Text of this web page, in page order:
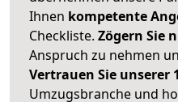
Ihnen kompetente
Checkliste. Zögern Sie
Anspruch zu nehmen
Vertrauen Sie unserer
Umzugsbranche und